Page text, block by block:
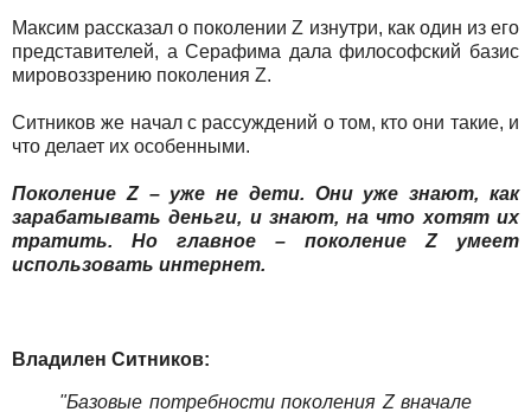
Максим рассказал о поколении Z изнутри, как один из его
представителей, а Серафима дала философский базис
мировоззрению поколения Z.
Ситников же начал с рассуждений о том, кто они такие, и
что делает их особенными.
Поколение Z – уже не дети. Они уже знают, как
зарабатывать деньги, и знают, на что хотят их
тратить. Но главное – поколение Z умеет
использовать интернет.
Владилен Ситников:
"Базовые потребности поколения Z вначале